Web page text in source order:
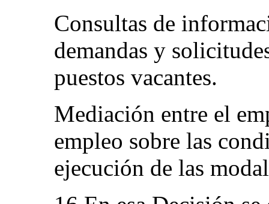
Consultas de
demandas y
puestos vacantes.
Mediación entre el
empleo sobre las
ejecución de las